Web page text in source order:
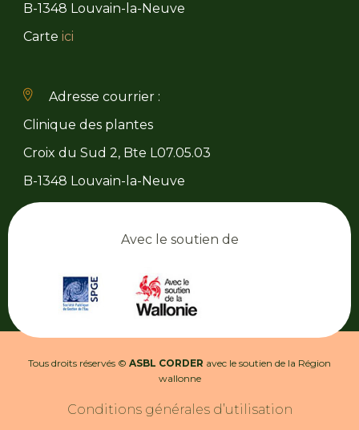
B-1348 Louvain-la-Neuve
Carte ici
Adresse courrier :
Clinique des plantes
Croix du Sud 2, Bte L07.05.03
B-1348 Louvain-la-Neuve
Avec le soutien de
Tous droits réservés © ASBL CORDER avec le soutien de la Région
wallonne
Conditions générales d’utilisation